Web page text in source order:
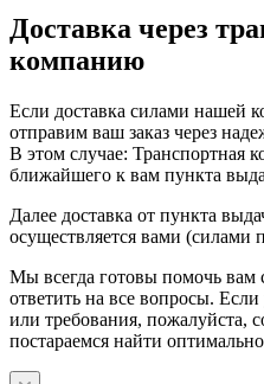
Доставка через
компанию
Если доставка силами нашей
отправим ваш заказ через
В этом случае: Транспортная
ближайшего к вам пункта
Далее доставка от пункта
осуществляется вами (силами
Мы всегда готовы помочь вам
ответить на все вопросы.
или требования,
постараемся найти